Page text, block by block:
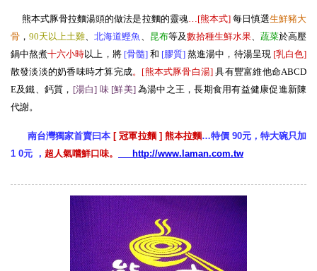
熊本式豚骨拉麵湯頭的做法是拉麵的靈魂…[熊本式]每日慎選生鮮豬大
骨 ，90天以上土雞 、北海道鰹魚 昆布等及數拾種生鮮水果、 蔬菜於高壓
鍋中熬煮十六小時以上，將[骨髓]和 [膠質] 熬進湯中，待湯呈現 [乳白色]
散發淡淡的奶香味時才算完成。[熊本式豚骨白湯] 具有豐富維他命ABCD
E及鐵、鈣質， [湯白] 味 [鮮美]為湯中之王，長期食用有益健康促進新陳
代謝。
南台灣獨家首賣曰本 [ 冠軍拉麵 ] 熊本拉麵…特價 90元，特大碗只加
1 0元 ， 超人氣嚐鮮口味。 http://www.laman.com.tw